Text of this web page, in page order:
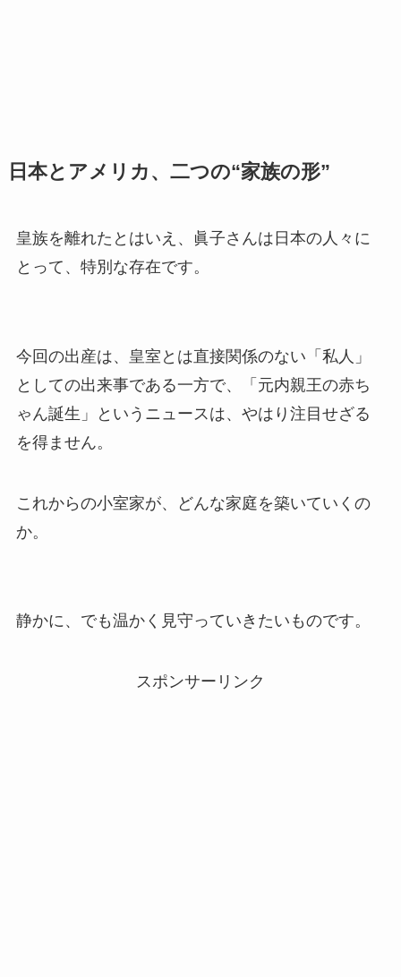
日本とアメリカ、二つの“家族の形”
皇族を離れたとはいえ、眞子さんは日本の人々に
とって、特別な存在です。
今回の出産は、皇室とは直接関係のない「私人」
としての出来事である一方で、「元内親王の赤ち
ゃん誕生」というニュースは、やはり注目せざる
を得ません。
これからの小室家が、どんな家庭を築いていくの
か。
静かに、でも温かく見守っていきたいものです。
スポンサーリンク